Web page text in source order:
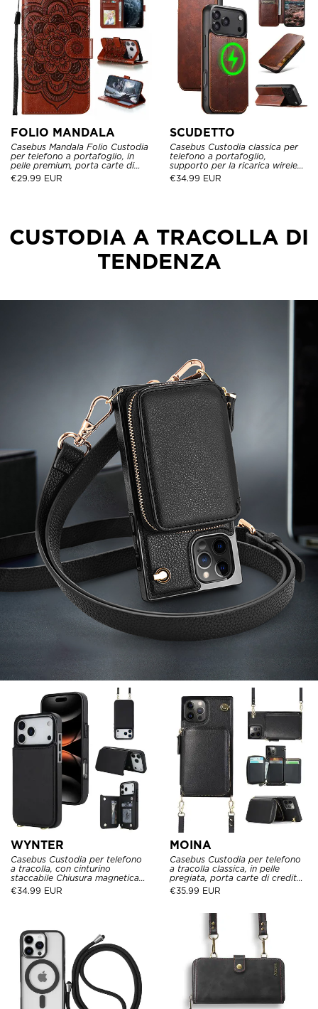
FOLIO MANDALA
Casebus Mandala Folio Custodia
per telefono a portafoglio, in
pelle premium, porta carte di
credito, custodia antiurto flip
kickstand
€29.99 EUR
SCUDETTO
Casebus Custodia classica per
telefono a portafoglio,
supporto per la ricarica wireless
MagSafe, flip magnetico, pelle
premium
€34.99 EUR
CUSTODIA A TRACOLLA DI
TENDENZA
WYNTER
Casebus Custodia per telefono
a tracolla, con cinturino
staccabile Chiusura magnetica
Porta carte di credito in pelle
Kickstand Copertura antiurto
€34.99 EUR
MOINA
Casebus Custodia per telefono
a tracolla classica, in pelle
pregiata, porta carte di credito,
borsa con tasca a cerniera,
custodia antiurto con supporto
€35.99 EUR